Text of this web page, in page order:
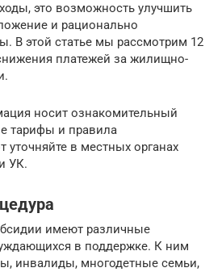
это возможность улучшить
и рационально
В этой статье мы рассмотрим 12
платежей за жилищно-
носит ознакомительный
тарифы и правила
уточняйте в местных органах
УК.
имеют различные
в поддержке. К ним
инвалиды, многодетные семьи,